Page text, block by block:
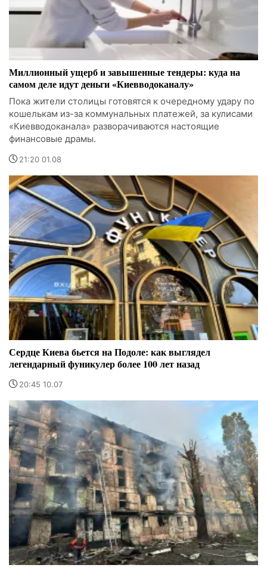
Миллионный ущерб и завышенные тендеры: куда на
самом деле идут деньги «Киевводоканалу»
Пока жители столицы готовятся к очередному удару по
кошелькам из-за коммунальных платежей, за кулисами
«Киевводоканала» разворачиваются настоящие
финансовые драмы.
21:20 01.08
Сердце Киева бьется на Подоле: как выглядел
легендарный фуникулер более 100 лет назад
20:45 10.07